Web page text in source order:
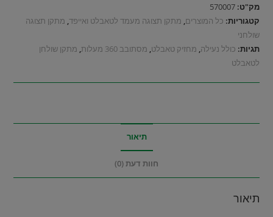
מק"ט:570007
קטגוריות: כל המוצרים, מתקן תצוגה מעמד לטאבלט ואייפד, מתקן תצוגה
שולחני
תגיות: כולל נעילה, מחזיק טאבלט, מסתובב 360 מעלות , מתקן שולחן
לטאבלט
תיאור
חוות דעת (0)
תיאור